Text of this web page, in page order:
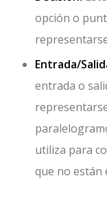
opción o
Entrada/
entrada o
utiliza para
que no están